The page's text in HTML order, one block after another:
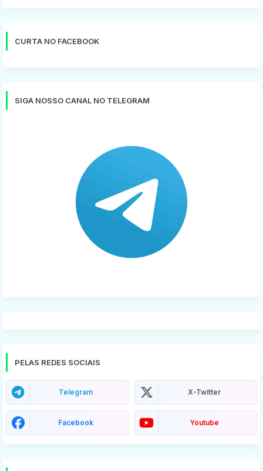
CURTA NO FACEBOOK
SIGA NOSSO CANAL NO TELEGRAM
PELAS REDES SOCIAIS
Telegram X-Twitter
Facebook Youtube